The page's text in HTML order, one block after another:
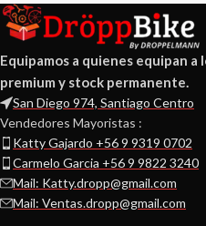
Equipamos a quienes equipan
premium y stock permanente.
San Diego 974, Santiago Centro
Vendedores Mayoristas :
Katty Gajardo +56 9 9319 0702
Carmelo Garcia +56 9 9822 3240
Mail: Katty.dropp@gmail.com
Mail: Ventas.dropp@gmail.com